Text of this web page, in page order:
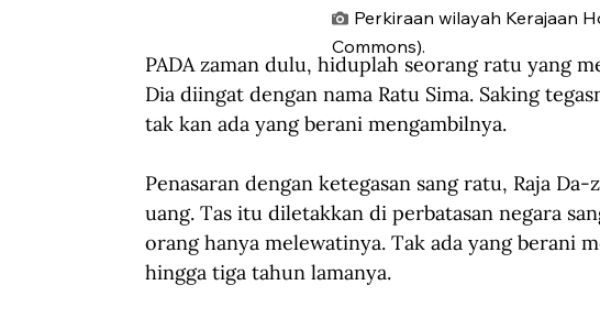
Perkiraan wilayah Kerajaan
Commons).
PADA zaman dulu, hiduplah seorang ratu yang
Dia diingat dengan nama Ratu Sima. Saking
tak kan ada yang berani mengambilnya.
Penasaran dengan ketegasan sang ratu, Raja
uang. Tas itu diletakkan di perbatasan negara
orang hanya melewatinya. Tak ada yang berani
hingga tiga tahun lamanya.